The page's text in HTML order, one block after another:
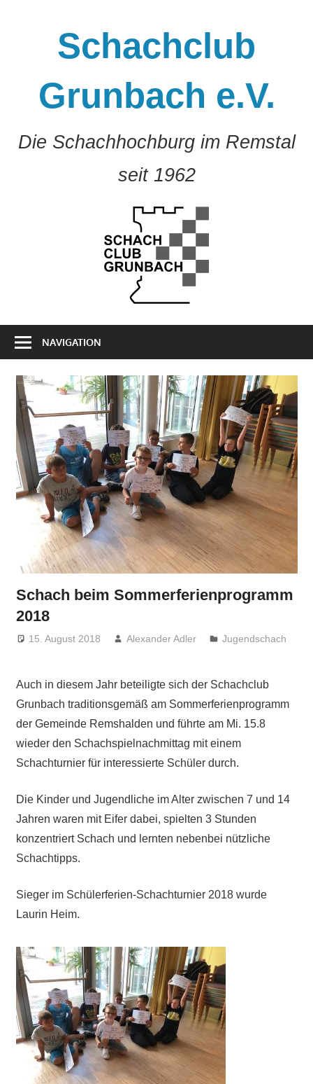
Schachclub
Grunbach e.V.
Die Schachhochburg im Remstal
seit 1962
NAVIGATION
Schach beim Sommerferienprogramm
2018
15. August 2018 Alexander Adler Jugendschach
Auch in diesem Jahr beteiligte sich der Schachclub
Grunbach traditionsgemäß am Sommerferienprogramm
der Gemeinde Remshalden und führte am Mi. 15.8
wieder den Schachspielnachmittag mit einem
Schachturnier für interessierte Schüler durch.
Die Kinder und Jugendliche im Alter zwischen 7 und 14
Jahren waren mit Eifer dabei, spielten 3 Stunden
konzentriert Schach und lernten nebenbei nützliche
Schachtipps.
Sieger im Schülerferien-Schachturnier 2018 wurde
Laurin Heim.